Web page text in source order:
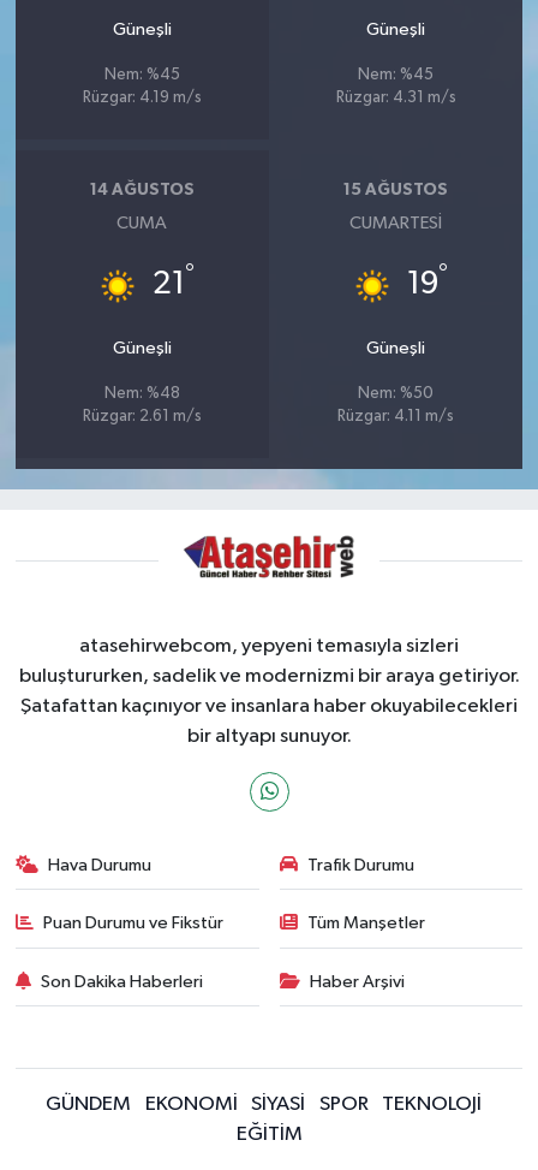
Güneşli
Nem: %45
Rüzgar: 4.19 m/s
Güneşli
Nem: %45
Rüzgar: 4.31 m/s
14 AĞUSTOS
CUMA
21 °
Güneşli
Nem: %48
Rüzgar: 2.61 m/s
15 AĞUSTOS
CUMARTESI
19°
Güneşli
Nem: %50
Rüzgar: 4.11 m/s
atasehirwebcom, yepyeni temasıyla sizleri
buluştururken, sadelik ve modernizmi bir araya getiriyor.
Şatafattan kaçınıyor ve insanlara haber okuyabilecekleri
bir altyapı sunuyor.
Hava Durumu Trafik Durumu
Puan Durumu ve Fikstür Tüm Manşetler
Son Dakika Haberleri Haber Arşivi
GÜNDEM EKONOMİ SİYASİ SPOR
TEKNOLOJİ
EĞİTİM